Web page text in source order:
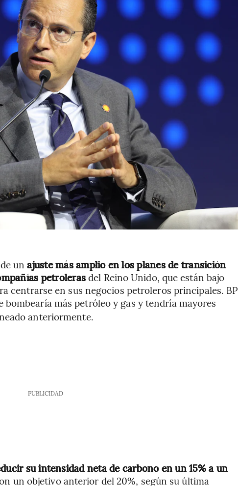
de unajuste más amplio en los planes de transición
petrolerasdel Reino Unido, que están bajo
centrarse en sus negocios petroleros principales. BP
bombearía más petróleo y gas y tendría mayores
anteriormente.
PUBLICIDAD
su intensidad neta de carbono en un 15% a un
un objetivo anterior del 20%, según su última